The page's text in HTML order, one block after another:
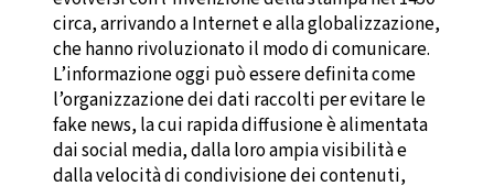
circa, arrivando a Internet e alla globalizzazione,
che hanno rivoluzionato il modo di comunicare.
L’informazione oggi può essere definita come
l’organizzazione dei dati raccolti per evitare le
fake news, la cui rapida diffusione è alimentata
dai social media, dalla loro ampia visibilità e
dalla velocità di condivisione dei contenuti,